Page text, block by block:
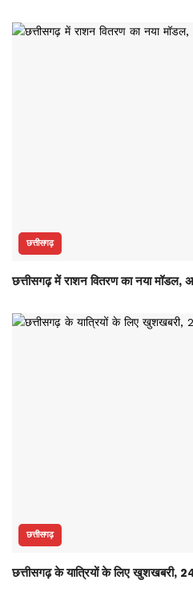
छत्तीसगढ़
छत्तीसगढ़ में राशन वितरण का नया
छत्तीसगढ़
छत्तीसगढ़ के यात्रियों के लिए खुशखबरी,